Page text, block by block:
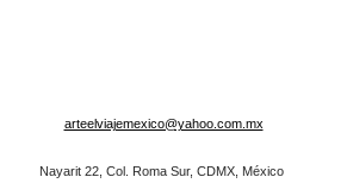
arteelviajemexico@yahoo.com.mx
Nayarit 22, Col. Roma Sur, CDMX, México